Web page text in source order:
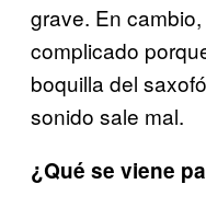
grave. En
complicado
boquilla del
sonido sale mal.
¿Qué se viene